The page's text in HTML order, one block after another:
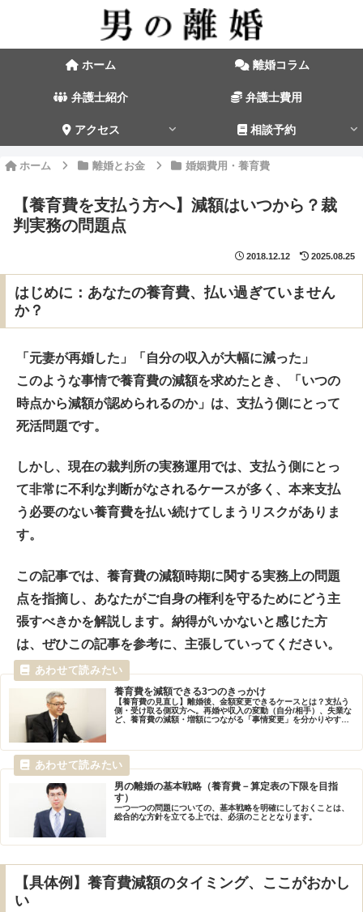
ホーム 離婚コラム
弁護士紹介 弁護士費用
アクセス 相談予約
ホーム 離婚とお金 婚姻費用・養育費
【養育費を支払う方へ】減額はいつから？裁
判実務の問題点
2018.12.12 2025.08.25
はじめに：あなたの養育費、払い過ぎていません
か？
「元妻が再婚した」「自分の収入が大幅に減った」
このような事情で養育費の減額を求めたとき、
「いつの
時点から減額が認められるのか」 は、支払う側にとって
死活問題です。
しかし、現在の裁判所の実務運用では、支払う側にとっ
て非常に不利な判断がなされるケースが多く、本来支払
う必要のない養育費を払い続けてしまうリスクがありま
す。
この記事では、養育費の減額時期に関する実務上の問題
点を指摘し、あなたがご自身の権利を守るためにどう主
張すべきかを解説します。納得がいかないと感じた方
は、ぜひこの記事を参考に、主張していってください。
養育費を減額できる3つのきっかけ
【養育費の見直し】離婚後、金額変更できるケースとは？支払う
側・受け取る側双方へ。再婚や収入の変動（自分/相手）、失業な
ど、養育費の減額・増額につながる「事情変更」を分かりやすく
男の離婚の基本戦略（養育費－算定表の下限を目指
す）
一つ一つの問題についての、基本戦略を明確にしておくことは、
総合的な方針を立てる上では、必須のこととなります。
【具体例】養育費減額のタイミング、ここがおかし
い